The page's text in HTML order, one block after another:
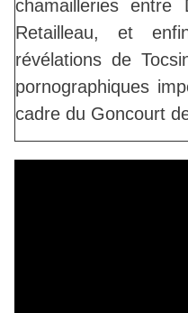
chamailleries entre
Retailleau, et
révélations de
pornographiques
cadre du Goncourt